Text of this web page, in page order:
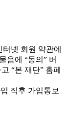
넷 회원 약관에
음에 “동의” 버
“본 재단” 홈페
직후 가입통보